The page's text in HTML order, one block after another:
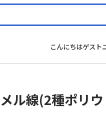
こんにちはゲスト
ル線(2種ポリ